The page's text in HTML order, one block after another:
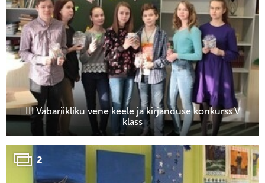
III Vabariikliku vene keele ja kirjanduse konkurss V
klass
2